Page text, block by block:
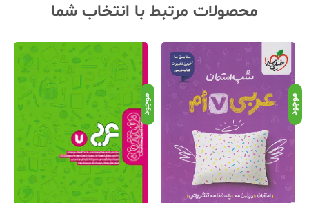
محصولات مرتبط با انتخاب شما
موجود موجود